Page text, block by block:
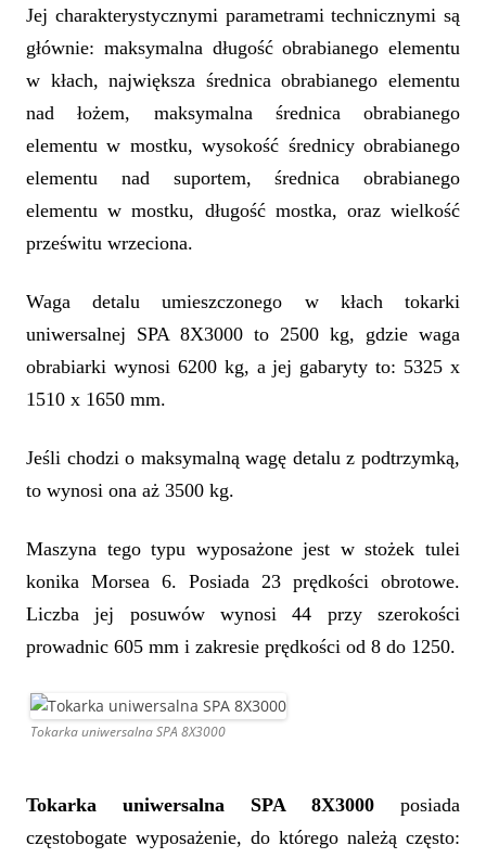
Jej charakterystycznymi parametrami technicznymi są
głównie: maksymalna długość obrabianego elementu
w kłach, największa średnica obrabianego elementu
nad łożem, maksymalna średnica obrabianego
elementu w mostku, wysokość średnicy obrabianego
elementu nad suportem, średnica obrabianego
elementu w mostku, długość mostka, oraz wielkość
prześwitu wrzeciona.
Waga detalu umieszczonego w kłach tokarki
uniwersalnej SPA 8X3000 to 2500 kg, gdzie waga
obrabiarki wynosi 6200 kg, a jej gabaryty to: 5325 x
1510 x 1650 mm.
Jeśli chodzi o maksymalną wagę detalu z podtrzymką,
to wynosi ona aż 3500 kg.
Maszyna tego typu wyposażone jest w stożek tulei
konika Morsea 6. Posiada 23 prędkości obrotowe.
Liczba jej posuwów wynosi 44 przy szerokości
prowadnic 605 mm i zakresie prędkości od 8 do 1250.
Tokarka uniwersalna SPA 8X3000
Tokarka uniwersalna SPA 8X3000 posiada
częstobogate wyposażenie, do którego należą często: